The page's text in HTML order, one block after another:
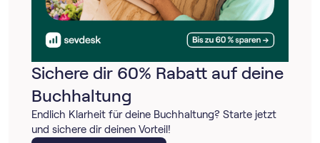
Sichere dir 60% Rabatt auf deine
Buchhaltung
Endlich Klarheit für deine Buchhaltung? Starte jetzt
und sichere dir deinen Vorteil!